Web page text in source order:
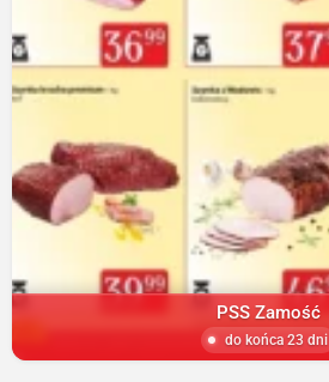
PSS Zamość
do końca 23 dni